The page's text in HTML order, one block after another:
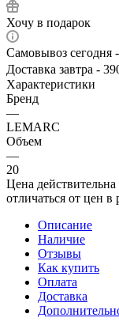
Хочу в подарок
Самовывоз сегодня
Доставка завтра -
Характеристики
Бренд
—
LEMARC
Объем
—
20
Цена
отличаться от цен
Описание
Наличие
Отзывы
Как купить
Оплата
Доставка